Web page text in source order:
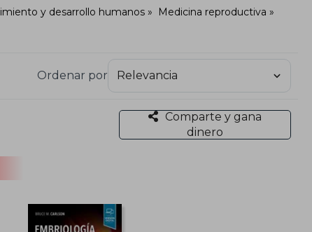
y desarrollo humanos
Medicina reproductiva
Ordenar por
Comparte y gana
dinero